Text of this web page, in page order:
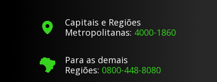
Capitais e Regiões
Metropolitanas: 4000-1860
Para as demais
Regiões: 0800-448-8080